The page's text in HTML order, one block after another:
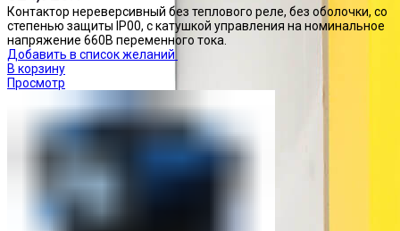
Контактор нереверсивный без теплового реле, без оболочки, со
степенью защиты IP00, с катушкой управления на номинальное
напряжение 660В переменного тока.
Добавить в список желаний
В корзину
Просмотр